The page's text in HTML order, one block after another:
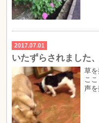
2017.07.01
いたずらされました、
草を
こ
声